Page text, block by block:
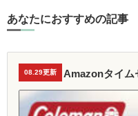
あなたにおすすめの記事
08.29更新 Amazonタイム